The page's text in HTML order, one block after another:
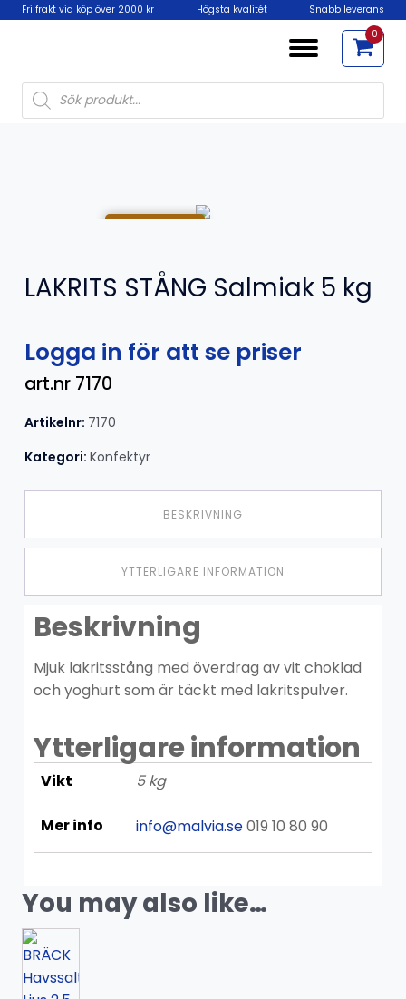
Fri frakt vid köp över 2000 kr Högsta kvalitét
Snabb leverans
0
Products
search
LAKRITS STÅNG Salmiak 5 kg
Logga in för att se priser
art.nr 7170
Artikelnr: 7170
Kategori: Konfektyr
BESKRIVNING
YTTERLIGARE INFORMATION
Beskrivning
Mjuk lakritsstång med överdrag av vit choklad
och yoghurt som är täckt med lakritspulver.
Ytterligare information
Vikt 5 kg
Mer info info@malvia.se019 10 80 90
You may also like…